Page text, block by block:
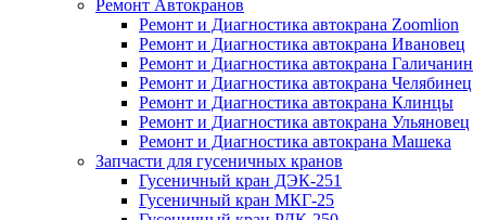
Ремонт Автокранов
Ремонт и Диагностика автокрана Zoomlion
Ремонт и Диагностика автокрана Ивановец
Ремонт и Диагностика автокрана Галичанин
Ремонт и Диагностика автокрана Челябинец
Ремонт и Диагностика автокрана Клинцы
Ремонт и Диагностика автокрана Ульяновец
Ремонт и Диагностика автокрана Машека
Запчасти для гусеничных кранов
Гусеничный кран ДЭК-251
Гусеничный кран МКГ-25